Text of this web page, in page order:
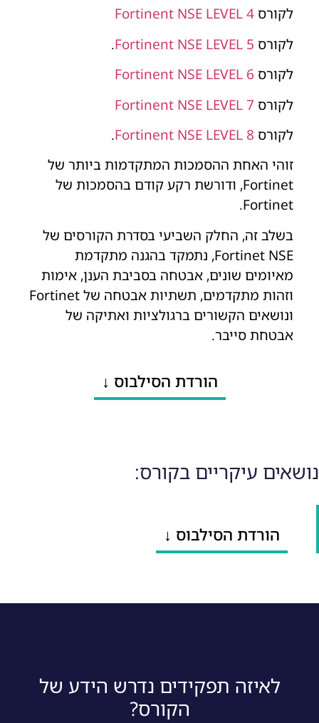
לקורס Fortinent NSE LEVEL 4
לקורס Fortinent NSE LEVEL 5
.
לקורס Fortinent NSE LEVEL 6
לקורס Fortinent NSE LEVEL 7
לקורס Fortinent NSE LEVEL 8
.
זוהי האחת ההסמכות המתקדמות ביותר של
Fortinet, ודורשת רקע קודם בהסמכות של
Fortinet.
בשלב זה, החלק השביעי בסדרת הקורסים של
Fortinet NSE, נתמקד בהגנה מתקדמת
מאיומים שונים, אבטחה בסביבת הענן, אימות
וזהות מתקדמים, תשתיות אבטחה של Fortinet
ונושאים הקשורים ברגולציות ואתיקה של
אבטחת סייבר.
הורדת הסילבוס ↓
נושאים עיקריים בקורס:
הורדת הסילבוס ↓
לאיזה תפקידים נדרש הידע של
הקורס?